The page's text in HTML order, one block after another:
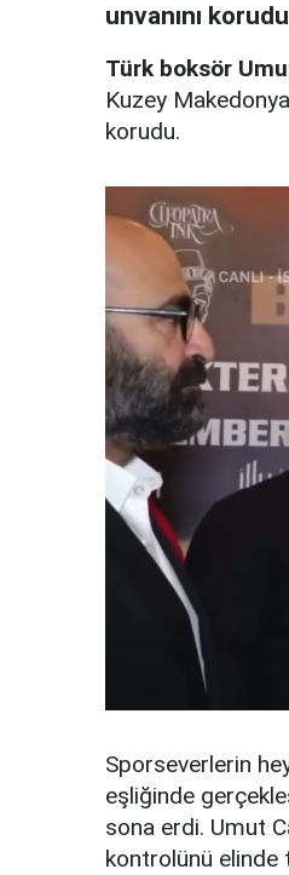
unvanını
Türk boksör
Kuzey
korudu.
Sporseverlerin
eşliğinde
sona erdi. Umut
kontrolünü elinde